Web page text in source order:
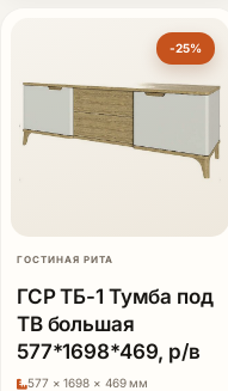
-25%
ГОСТИНАЯ РИТА
ГСР ТБ-1 Тумба под
ТВ большая
577*1698*469, р/в
577 × 1698 × 469 мм